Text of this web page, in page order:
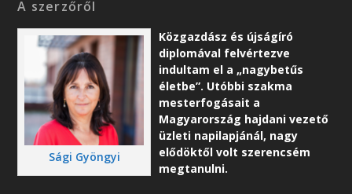
A szerzőről
Sági Gyöngyi
Közgazdász és újságíró
diplomával felvértezve
indultam el a „nagybetűs
életbe”. Utóbbi szakma
mesterfogásait a
Magyarország hajdani vezető
üzleti napilapjánál, nagy
elődöktől volt szerencsém
megtanulni.